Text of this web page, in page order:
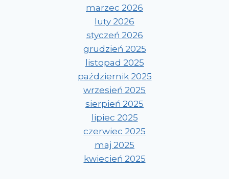
marzec 2026
luty 2026
styczeń 2026
grudzień 2025
listopad 2025
październik 2025
wrzesień 2025
sierpień 2025
lipiec 2025
czerwiec 2025
maj 2025
kwiecień 2025